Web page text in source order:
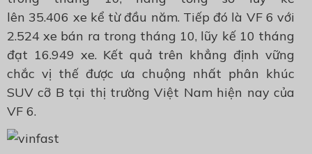
lên 35.406 xe kể từ đầu năm. Tiếp đó là VF 6 với
2.524 xe bán ra trong tháng 10, lũy kế 10 tháng
đạt 16.949 xe. Kết quả trên khẳng định vững
chắc vị thế được ưa chuộng nhất phân khúc
SUV cỡ B tại thị trường Việt Nam hiện nay của
VF 6.